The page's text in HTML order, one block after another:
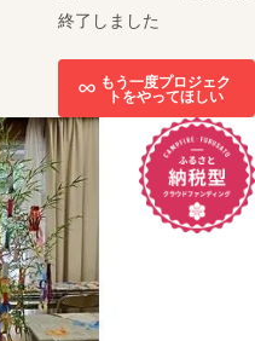
終了しました
もう一度プロジェク
トをやってほしい